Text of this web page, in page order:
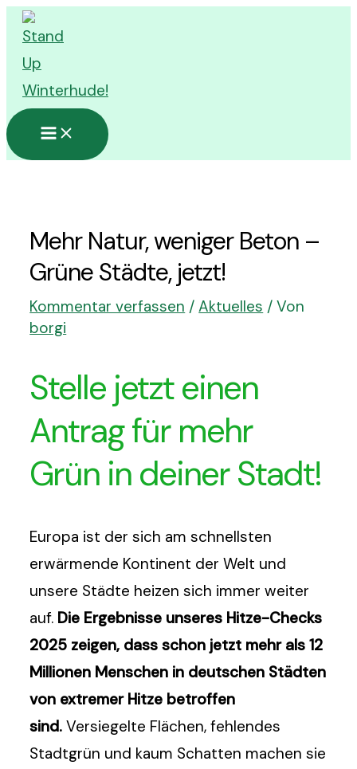
Zum
Inhalt
springen
Main
Menu
Mehr Natur, weniger Beton –
Grüne Städte, jetzt!
Kommentar verfassen /Aktuelles / Von
borgi
Stelle jetzt einen
Antrag für mehr
Grün in deiner Stadt!
Europa ist der sich am schnellsten
erwärmende Kontinent der Welt und
unsere Städte heizen sich immer weiter
auf. Die Ergebnisse unseres Hitze-Checks
2025 zeigen, dass schon jetzt mehr als 12
Millionen Menschen in deutschen Städten
von extremer Hitze betroffen
sind.Versiegelte Flächen, fehlendes
Stadtgrün und kaum Schatten machen sie